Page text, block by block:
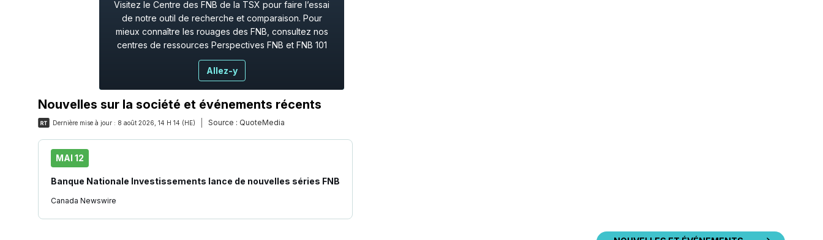
Visitez le Centre des FNB de la TSX pour faire l’essai
de notre outil de recherche et comparaison. Pour
mieux connaître les rouages des FNB, consultez nos
centres de ressources Perspectives FNB et FNB 101
Allez-y
Nouvelles sur la société et événements récents
Dernière mise à jour : 8 août 2026, 14 H 14 (HE) Source : QuoteMedia
MAI 12
Banque Nationale Investissements lance de nouvelles séries FNB
Canada Newswire